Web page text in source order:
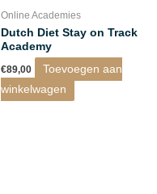
Online Academies
Dutch Diet Stay on Track
Academy
€89,00
Toevoegen aan
winkelwagen